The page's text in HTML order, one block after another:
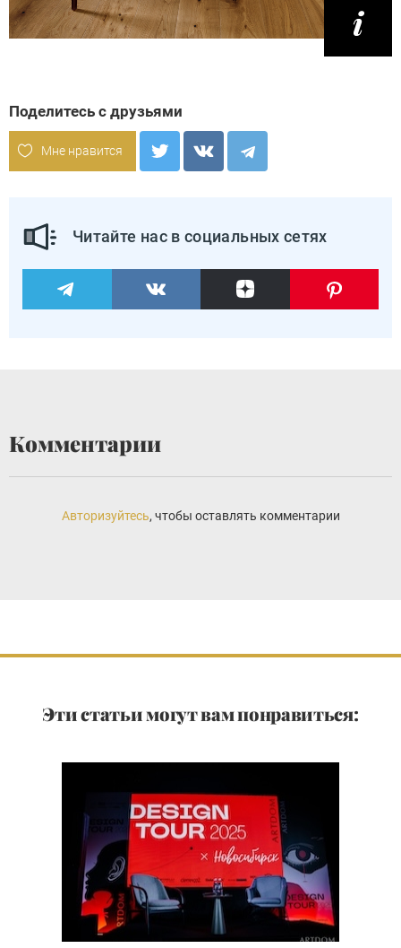
Поделитесь с друзьями
Мне нравится
Читайте нас в социальных сетях
Комментарии
Авторизуйтесь, чтобы оставлять комментарии
Эти статьи могут вам понравиться: